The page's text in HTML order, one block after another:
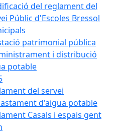
del reglament del
Públic d'Escoles Bressol
patrimonial pública
i distribució
potable
del servei
d'aigua potable
Casals i espais gent